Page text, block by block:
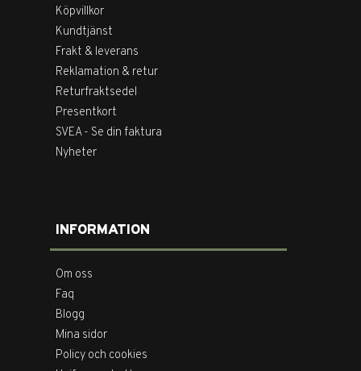
Köpvillkor
Kundtjänst
Frakt & leverans
Reklamation & retur
Returfraktsedel
Presentkort
SVEA - Se din faktura
Nyheter
INFORMATION
Om oss
Faq
Blogg
Mina sidor
Policy och cookies